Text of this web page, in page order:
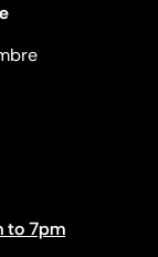
to 7pm